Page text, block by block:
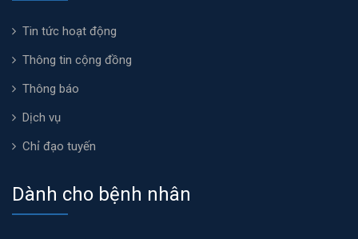
Tin tức hoạt động
Thông tin cộng đồng
Thông báo
Dịch vụ
Chỉ đạo tuyến
Dành cho bệnh nhân